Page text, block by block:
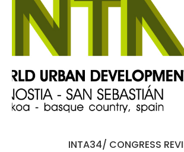
INTA34/ CONGRESS